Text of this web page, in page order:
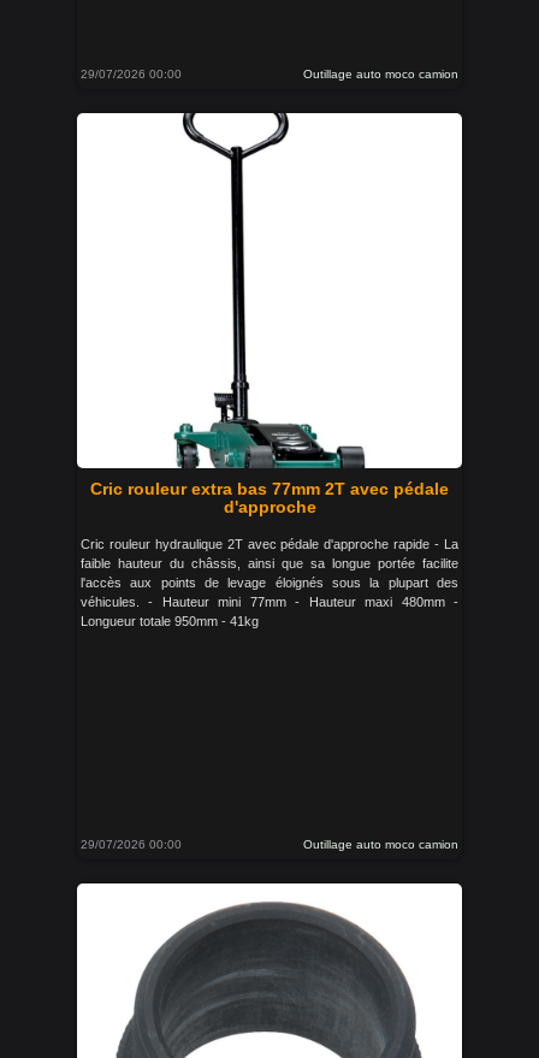
29/07/2026 00:00 Outillage auto moco camion
Cric rouleur extra bas 77mm 2T avec pédale
d'approche
Cric rouleur hydraulique 2T avec pédale d'approche rapide - La
faible hauteur du châssis, ainsi que sa longue portée facilite
l'accès aux points de levage éloignés sous la plupart des
véhicules. - Hauteur mini 77mm - Hauteur maxi 480mm -
Longueur totale 950mm - 41kg
29/07/2026 00:00 Outillage auto moco camion